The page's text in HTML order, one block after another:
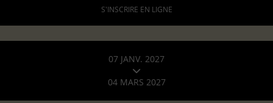
S'INSCRIRE EN LIGNE
07 JANV. 2027
04 MARS 2027